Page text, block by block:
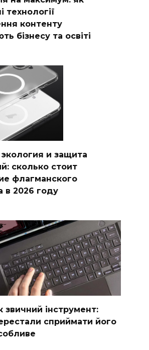
технології
контенту
бізнесу та освіті
и защита
сколько стоит
флагманского
в 2026 году
звичний інструмент:
сприймати його